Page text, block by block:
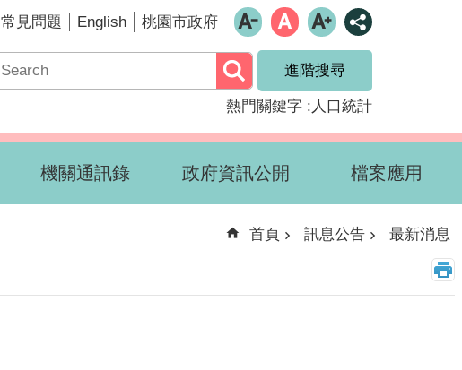
常見問題 English 桃園市政府
進階搜尋
熱門關鍵字 人口統計
機關通訊錄 政府資訊公開 檔案應用
首頁 訊息公告 最新消息